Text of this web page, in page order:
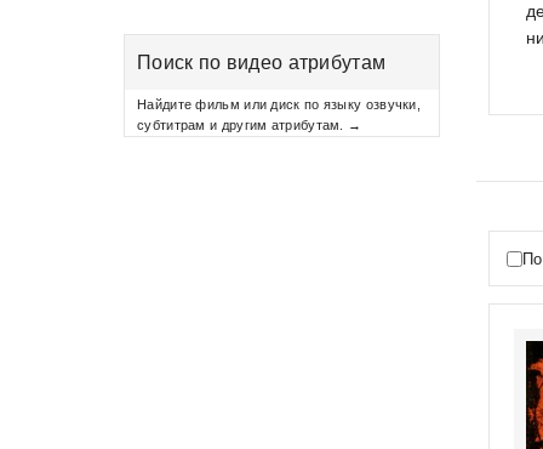
Поиск по видео атрибутам
Найдите фильм или диск по языку озвучки,
субтитрам и другим атрибутам. →